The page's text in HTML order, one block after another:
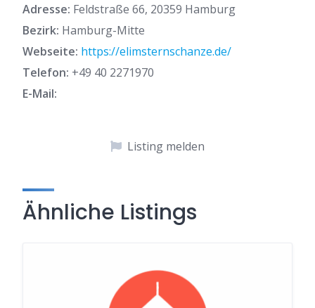
Adresse: Feldstraße 66, 20359 Hamburg
Bezirk: Hamburg-Mitte
Webseite: https://elimsternschanze.de/
Telefon: +49 40 2271970
E-Mail:
Listing melden
Ähnliche Listings